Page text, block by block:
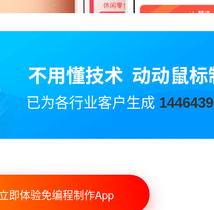
已为各行业客户生成 1446439
即体验免编程制作App